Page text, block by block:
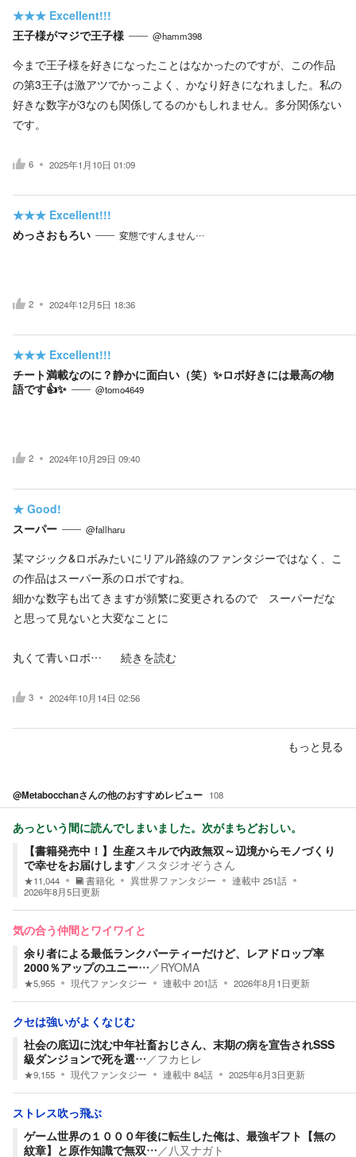
★★★ Excellent!!!
王子様がマジで王子様
@hamm398
今まで王子様を好きになったことはなかったのですが、この作品
の第3王子は激アツでかっこよく、かなり好きになれました。私の
好きな数字が3なのも関係してるのかもしれません。多分関係ない
です。
6 2025年1月10日 01:09
★★★ Excellent!!!
めっさおもろい
変態ですんません…
2 2024年12月5日 18:36
★★★ Excellent!!!
チート満載なのに？静かに面白い（笑）✨ロボ好きには最高の物
語です👍✨
@tomo4649
2 2024年10月29日 09:40
★ Good!
スーパー
@fallharu
某マジック&ロボみたいにリアル路線のファンタジーではなく、こ
の作品はスーパー系のロボですね。
細かな数字も出てきますが頻繁に変更されるので スーパーだな
と思って見ないと大変なことに
丸くて青いロボ… 続きを読む
3 2024年10月14日 02:56
もっと見る
@Metabocchanさんの他のおすすめレビュー 108
あっという間に読んでしまいました。次がまちどおしい。
【書籍発売中！】生産スキルで内政無双～辺境からモノづくり
で幸せをお届けします／ スタジオぞうさん
★11,044 書籍化 異世界ファンタジー 連載中 251話
2026年8月5日更新
気の合う仲間とワイワイと
余り者による最低ランクパーティーだけど、レアドロップ率
2000％アップのユニー… ／RYOMA
★5,955 現代ファンタジー 連載中 201話 2026年8月1日更新
クセは強いがよくなじむ
社会の底辺に沈む中年社畜おじさん、末期の病を宣告されSSS
級ダンジョンで死を選… ／フカヒレ
★9,155 現代ファンタジー 連載中 84話 2025年6月3日更新
ストレス吹っ飛ぶ
ゲーム世界の１０００年後に転生した俺は、最強ギフト【無の
紋章】と原作知識で無双… ／ 八又ナガト